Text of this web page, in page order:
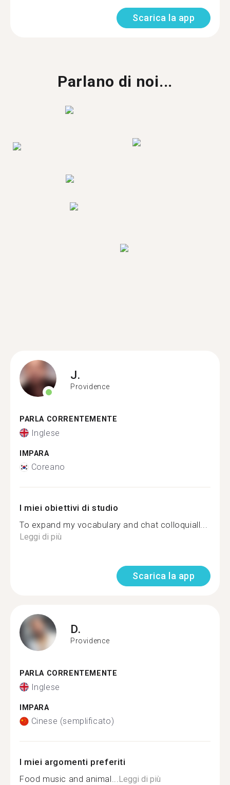
Scarica la app
Parlano di noi...
J.
Providence
PARLA CORRENTEMENTE
Inglese
IMPARA
Coreano
I miei obiettivi di studio
To expand my vocabulary and chat colloquiall...
Leggi di più
Scarica la app
D.
Providence
PARLA CORRENTEMENTE
Inglese
IMPARA
Cinese (semplificato)
I miei argomenti preferiti
Food music and animal...Leggi di più